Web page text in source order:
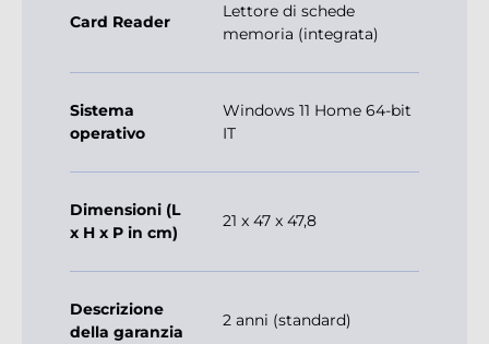
Card Reader
Lettore di schede
memoria (integrata)
Sistema
operativo
Windows 11 Home 64-bit
IT
Dimensioni (L
x H x P in cm)
21 x 47 x 47,8
Descrizione
della garanzia
2 anni (standard)